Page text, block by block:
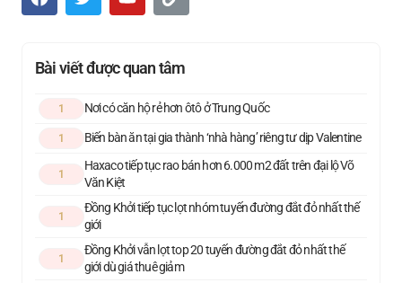
Bài viết được quan tâm
1 Nơi có căn hộ rẻ hơn ôtô ở Trung Quốc
1 Biến bàn ăn tại gia thành ‘nhà hàng’ riêng tư dịp Valentine
1
Haxaco tiếp tục rao bán hơn 6.000 m2 đất trên đại lộ Võ
Văn Kiệt
1
Đồng Khởi tiếp tục lọt nhóm tuyến đường đắt đỏ nhất thế
giới
1
Đồng Khởi vẫn lọt top 20 tuyến đường đắt đỏ nhất thế
giới dù giá thuê giảm